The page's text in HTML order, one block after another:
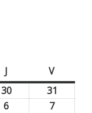
J Vviernes
3030
31
6 77